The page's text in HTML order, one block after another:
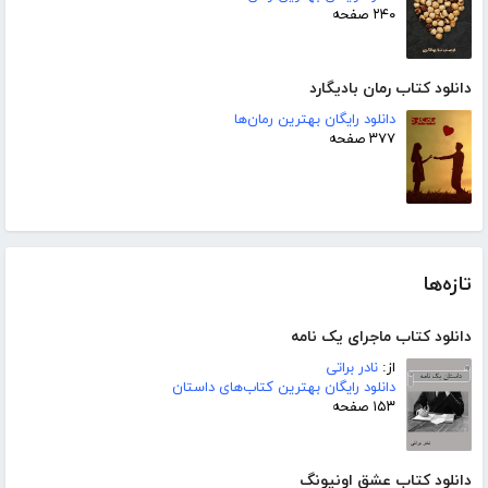
۲۴۰ صفحه
دانلود کتاب رمان بادیگارد
دانلود رایگان بهترین رمان‌ها
۳۷۷ صفحه
تازه‌ها
دانلود کتاب ماجرای یک نامه
از: نادر براتی
دانلود رایگان بهترین کتاب‌های داستان
۱۵۳ صفحه
دانلود کتاب عشق اونیونگ